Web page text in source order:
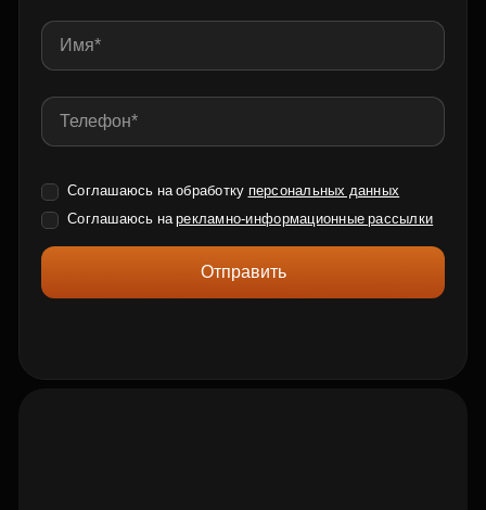
Соглашаюсь на обработку персональных данных
Соглашаюсь нарекламно-информационные рассылки
Отправить